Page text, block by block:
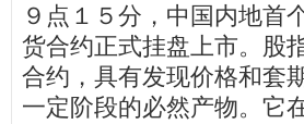
９点１５分，中国内地首
货合约正式挂盘上市。股
合约，具有发现价格和套
一定阶段的必然产物。它